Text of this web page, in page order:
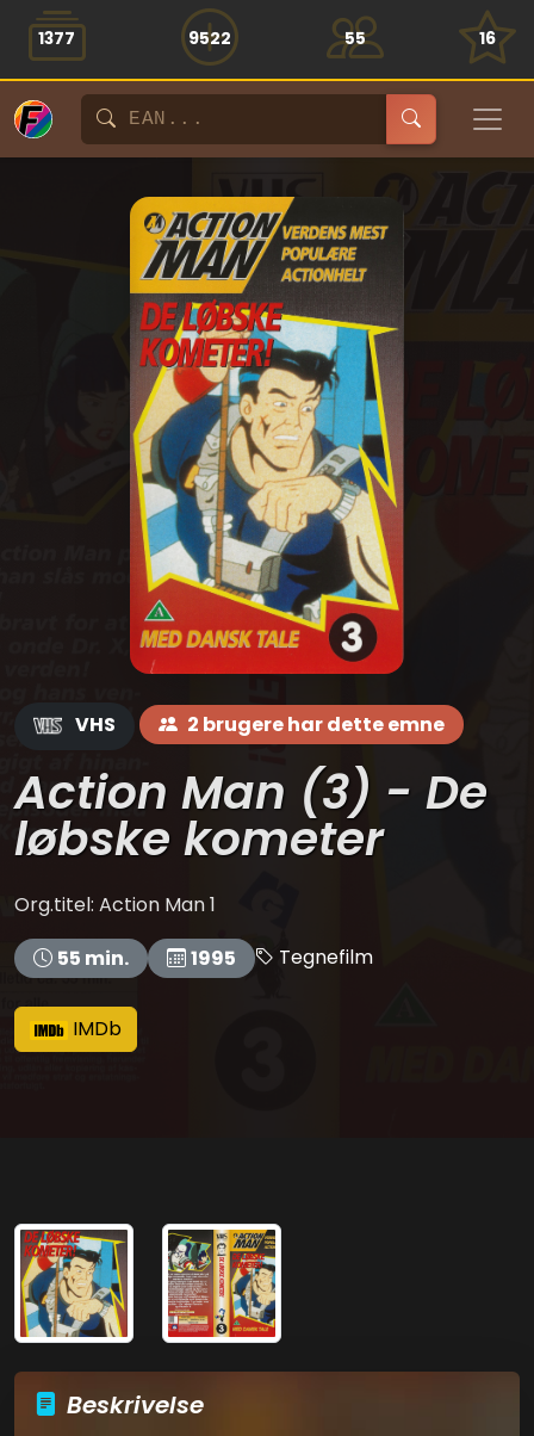
1377 9522 55 16
VHS 2 brugere har dette emne
Action Man (3) - De
løbske kometer
Org.titel: Action Man 1
55 min.
1995 Tegnefilm
IMDb
Beskrivelse